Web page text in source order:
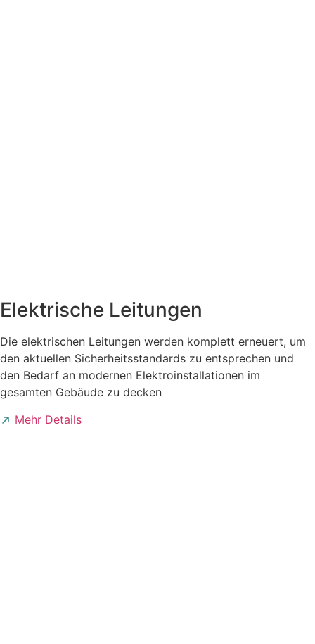
Elektrische Leitungen
Die elektrischen Leitungen werden komplett erneuert, um
den aktuellen Sicherheitsstandards zu entsprechen und
den Bedarf an modernen Elektroinstallationen im
gesamten Gebäude zu decken
Mehr Details